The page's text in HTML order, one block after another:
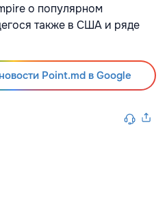
о популярном
также в США и ряде
Point.md в Google